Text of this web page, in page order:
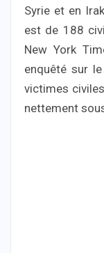
Syrie et en
est de 188
New York
enquêté sur
victimes
nettement